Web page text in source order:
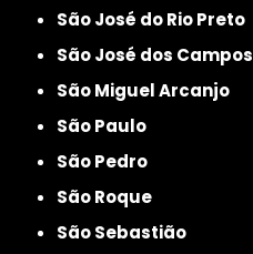
São José do Rio Preto
São José dos Campos
São Miguel Arcanjo
São Paulo
São Pedro
São Roque
São Sebastião